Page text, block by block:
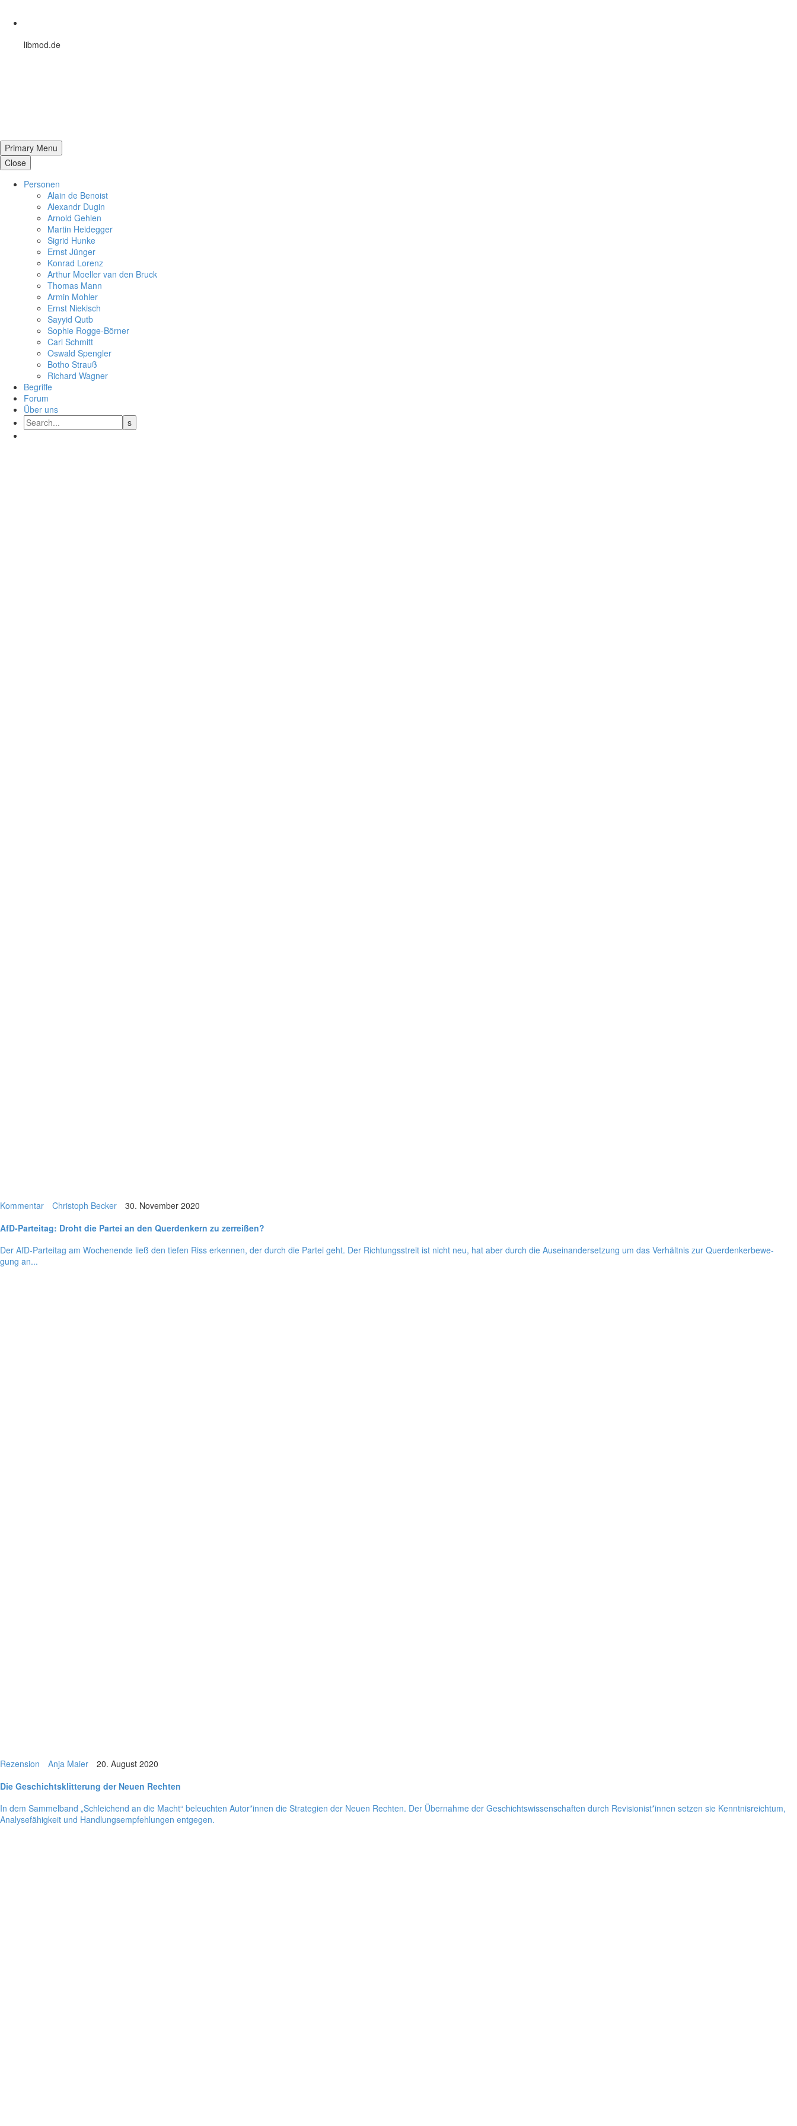
libmod.de
Primary Menu
Close
Per­so­nen
Alain de Benoist
Alex­andr Dugin
Arnold Gehlen
Martin Heid­eg­ger
Sigrid Hunke
Ernst Jünger
Konrad Lorenz
Arthur Moeller van den Bruck
Thomas Mann
Armin Mohler
Ernst Nie­kisch
Sayyid Qutb
Sophie Rogge-Börner
Carl Schmitt
Oswald Speng­ler
Botho Strauß
Richard Wagner
Begriffe
Forum
Über uns
Kommentar Christoph Becker 30. November 2020
AfD-Par­tei­tag: Droht die Partei an den Quer­den­kern zu zerreißen?
Der AfD-Par­­tei­­tag am Wochen­ende ließ den tiefen Riss erken­nen, der durch die Partei geht. Der Rich­tungs­streit ist nicht neu, hat aber durch die Aus­ein­an­der­set­zung um das Ver­hält­nis zur Quer­den­ker­be­we­
gung an...
Rezension Anja Maier 20. August 2020
Die Geschichts­klit­te­rung der Neuen Rechten
In dem Sam­mel­band „Schlei­chend an die Macht“ beleuch­ten Autor*innen die Stra­te­gien der Neuen Rechten. Der Über­nahme der Geschichts­wis­sen­schaf­ten durch Revisionist*innen setzen sie Kennt­nis­reich­tum,
Ana­ly­se­fä­hig­keit und Hand­lungs­emp­feh­lun­gen entgegen.